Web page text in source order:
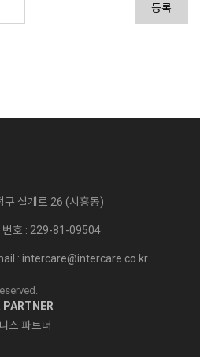
등록
구 설개로 26 (시흥동)
번호 : 229-81-09504
: intercare@intercare.co.kr
PARTNER
스 파트너